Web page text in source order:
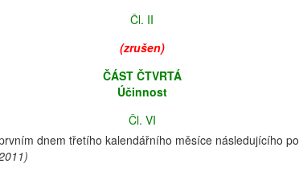
Čl. II
(zrušen)
ČÁST ČTVRTÁ
Účinnost
Čl. VI
dnem třetího kalendářního měsíce následujícího